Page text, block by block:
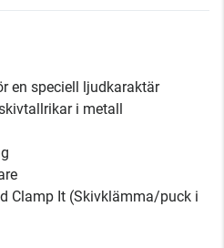
en speciell ljudkaraktär
i metall
Clamp It (Skivklämma/puck i